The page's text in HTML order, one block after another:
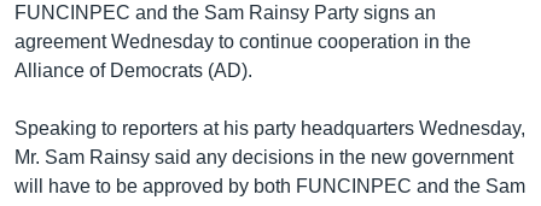
ម្តង
រំលង​
និង​
ទៅ​
ទំព័រ​
រចនា
ព្រឹត្តិការណ៍ព័ត៌មាន
ទូរទស្សន៍ / វីដេអូ​
វិទ្យុ / ផតខាសថ៍
កម្មវិធីទាំងអស់
FUNCINPEC and the Sam Rainsy Party signs an
agreement Wednesday to continue cooperation in the
Alliance of Democrats (AD).
Speaking to reporters at his party headquarters Wednesday,
Mr. Sam Rainsy said any decisions in the new government
will have to be approved by both FUNCINPEC and the Sam